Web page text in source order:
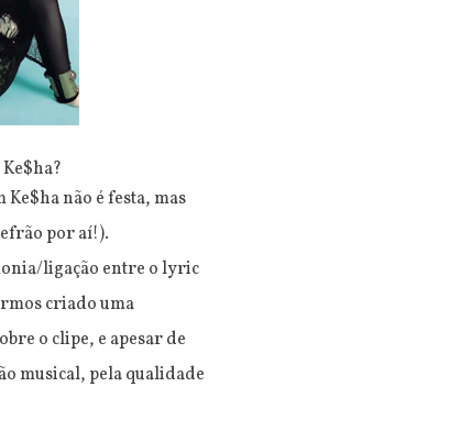
não é festa, mas
por aí!).
ligação entre o lyric
criado uma
o clipe, e apesar de
musical, pela qualidade